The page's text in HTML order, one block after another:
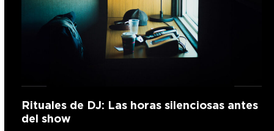
Rituales de DJ: Las horas silenciosas antes
del show